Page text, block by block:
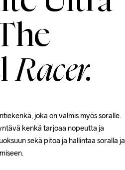
Racer.
joka on valmis myös soralle.
kenkä tarjoaa nopeutta ja
sekä pitoa ja hallintaa soralla ja